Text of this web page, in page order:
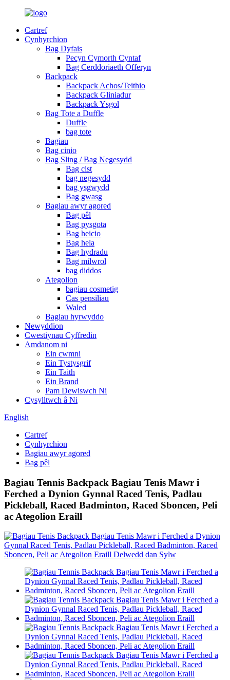
Cartref
Cynhyrchion
Bag Dyfais
Pecyn Cymorth Cyntaf
Bag Cerddoriaeth Offeryn
Backpack
Backpack Achos/Teithio
Backpack Gliniadur
Backpack Ysgol
Bag Tote a Duffle
Duffle
bag tote
Bagiau
Bag cinio
Bag Sling / Bag Negesydd
Bag cist
bag negesydd
bag ysgwydd
Bag gwasg
Bagiau awyr agored
Bag pêl
Bag pysgota
Bag heicio
Bag hela
Bag hydradu
Bag milwrol
bag diddos
Ategolion
bagiau cosmetig
Cas pensiliau
Waled
Bagiau hyrwyddo
Newyddion
Cwestiynau Cyffredin
Amdanom ni
Ein cwmni
Ein Tystysgrif
Ein Taith
Ein Brand
Pam Dewiswch Ni
Cysylltwch â Ni
English
Cartref
Cynhyrchion
Bagiau awyr agored
Bag pêl
Bagiau Tennis Backpack Bagiau Tenis Mawr i
Ferched a Dynion Gynnal Raced Tenis, Padlau
Pickleball, Raced Badminton, Raced Sboncen, Peli
ac Ategolion Eraill